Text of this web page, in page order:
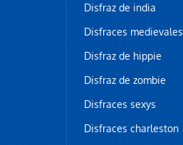
Disfraz de india
Disfraces medievales
Disfraz de hippie
Disfraz de zombie
Disfraces sexys
Disfraces charleston